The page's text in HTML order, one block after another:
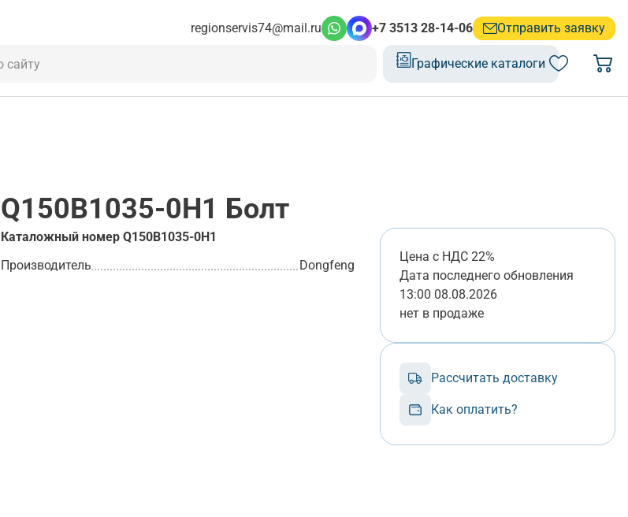
regionservis74@mail.ru +7 3513 28-14-06 Отправить заявку
Графические каталоги
Q150B1035-0H1 Болт
Каталожный номер Q150B1035-0H1
Производитель
Dongfeng
Цена с НДС 22%
Дата последнего обновления
13:00 08.08.2026
нет в продаже
Рассчитать доставку
Как оплатить?